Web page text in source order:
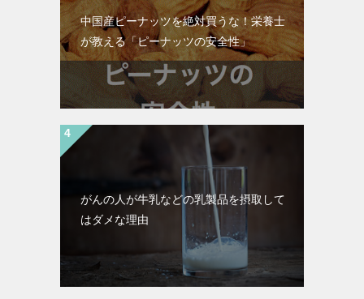
中国産ピーナッツを絶対買うな！栄養士
が教える「ピーナッツの安全性」
がんの人が牛乳などの乳製品を摂取して
はダメな理由